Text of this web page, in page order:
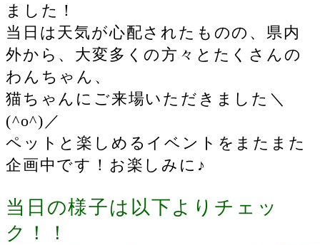
ました！
当日は天気が心配されたものの、県内
外から、大変多くの方々とたくさんの
わんちゃん、
猫ちゃんにご来場いただきました ＼
(^o^)／
ペットと楽しめるイベントをまたまた
企画中です！お楽しみに♪
当日の様子は以下よりチェッ
ク！！